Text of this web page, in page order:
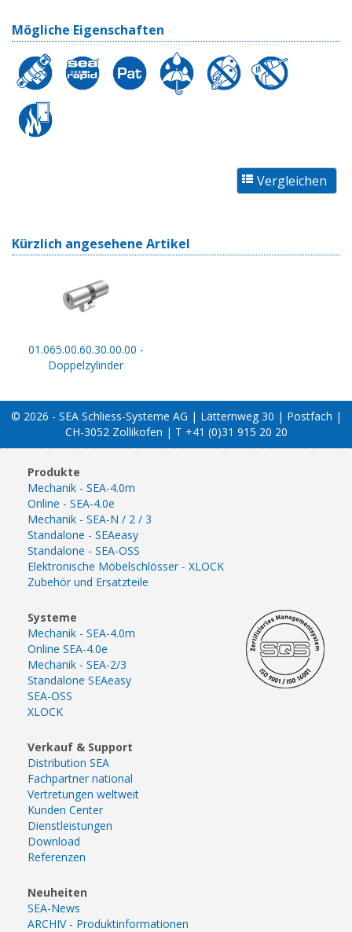
Mögliche Eigenschaften
Kürzlich angesehene Artikel
01.065.00.60.30.00.00 -
Doppelzylinder
© 2026 - SEA Schliess-Systeme AG | Lätternweg 30 | Postfach |
CH-3052 Zollikofen | T +41 (0)31 915 20 20
Produkte
Mechanik - SEA-4.0m
Online - SEA-4.0e
Mechanik - SEA-N / 2 / 3
Standalone - SEAeasy
Standalone - SEA-OSS
Elektronische Möbelschlösser - XLOCK
Zubehör und Ersatzteile
Systeme
Mechanik - SEA-4.0m
Online SEA-4.0e
Mechanik - SEA-2/3
Standalone SEAeasy
SEA-OSS
XLOCK
Verkauf & Support
Distribution SEA
Fachpartner national
Vertretungen weltweit
Kunden Center
Dienstleistungen
Download
Referenzen
Neuheiten
SEA-News
ARCHIV - Produktinformationen